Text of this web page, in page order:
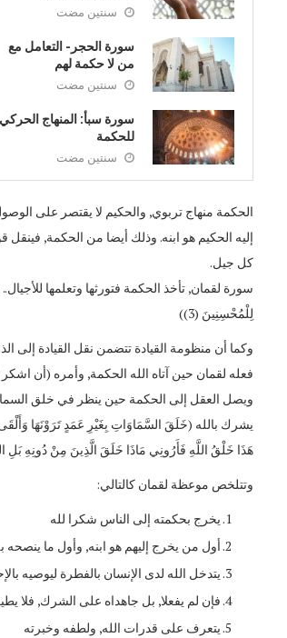
سنتين مضت
سورة الحجر- التعامل مع
من لا حكمة لهم
سنتين مضت
سورة سبأ: المنهاج الحركي
للحكمة
سنتين مضت
الحكمة منهاج تربوي, والحكيم لا يقتصر على
إليه الحكيم هو ابنه. وذلك أيضا من الحكمة, فينقل
كل جيل.
لِلْمُحْسِنِينَ (3))
وكما أن منظومة القيادة تتضمن نقل القيادة إلى
فعله لقمان حين آتاه الله الحكمة, وأمره (أن
ويصل العقل إلى الحكمة حين ينظر في خلق
هَذَا خَلْقُ اللَّهِ فَأَرُونِي مَاذَا خَلَقَ الَّذِينَ مِنْ دُونِهِ بَلِ
وتتلخص موعظة لقمان كالتالي:
يخرج بحكمته إلى الناس شكرا لله
أول من يخرج إليهم هو ابنه, وأول ما ينصحه
يتدخل الله لدى الإنسان بالفطرة ليوصيه
فإن لم يفعلا, بل جاهداه على الشرك, فلا
يتعرف على قدرات الله, ولطفه وخبرته